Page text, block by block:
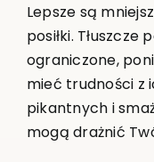
Lepsze są
posiłki. Tłuszcze
ograniczone,
mieć trudności z
pikantnych i
mogą drażnić